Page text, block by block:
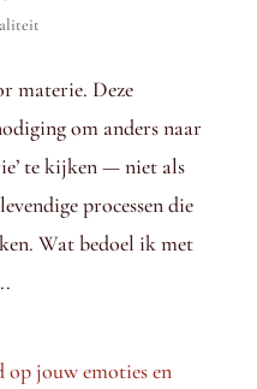
materie. Deze
om anders naar
te kijken — niet als
processen die
Wat bedoel ik met